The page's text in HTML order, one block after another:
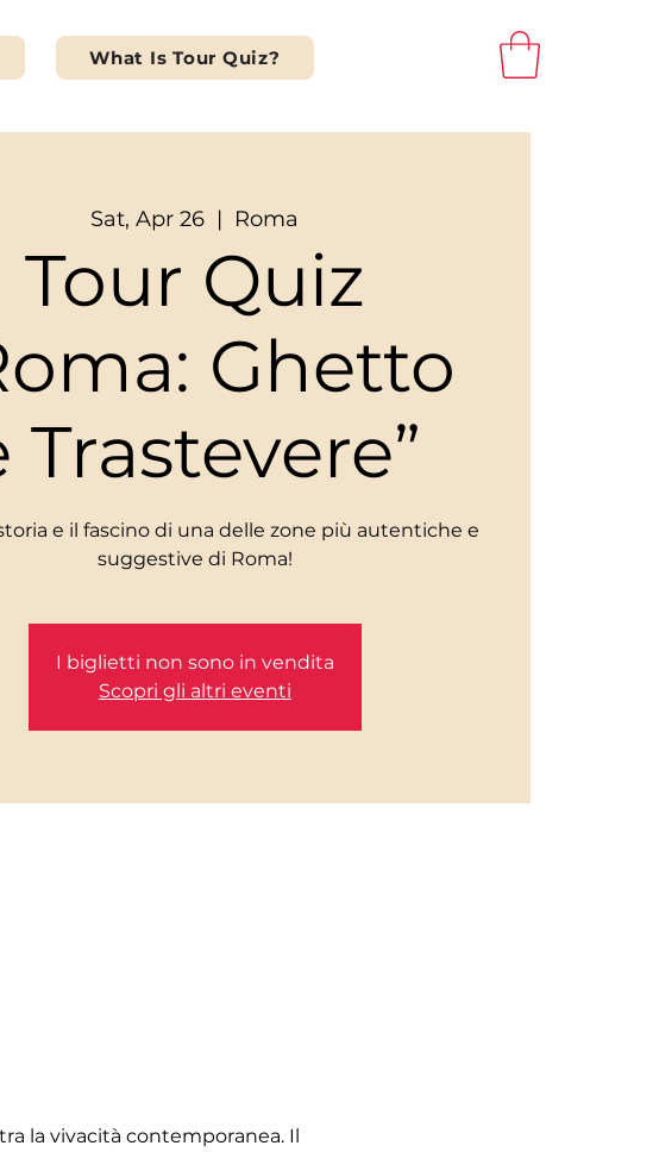
What Is Tour Quiz?
Sat, Apr 26
  |
Roma
Tour Quiz
Ghetto
Trastevere”
e il fascino di una delle zone più autentiche e
I biglietti non sono in vendita
Scopri gli altri eventi
la vivacità contemporanea. Il